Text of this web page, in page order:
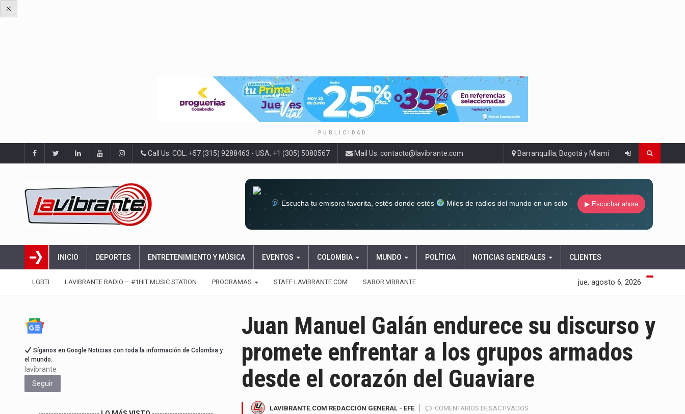
PUBLICIDAD
Call Us: COL. +57 (315) 9288463 - USA. +1 (305) 5080567 Mail Us: contacto@lavibrante.com Barranquilla, Bogotá y Miami
Escucha tu emisora favorita, estés donde estés
Miles de radios del mundo en un solo
▶ Escuchar ahora
INICIO DEPORTES ENTRETENIMIENTO Y MÚSICA EVENTOS COLOMBIA MUNDO POLÍTICA NOTICIAS GENERALES CLIENTES
LGBTI LAVIBRANTE RADIO – #1HIT MUSIC STATION PROGRAMAS STAFF LAVIBRANTE.COM SABOR VIBRANTE jue, agosto 6, 2026
Juan Manuel Galán endurece su discurso y
promete enfrentar a los grupos armados
desde el corazón del Guaviare
LAVIBRANTE.COM REDACCIÓN GENERAL - EFE COMENTARIOS DESACTIVADOS
Síganos en Google Noticias con toda la información de Colombia y
el mundo.
lavibrante
Seguir